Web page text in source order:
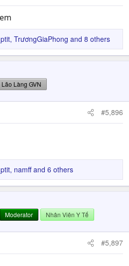
, TrươngGiaPhong and 8 others
Lão Làng GVN
#5,896
, namffand 6 others
Moderator Nhân Viên Y Tế
#5,897